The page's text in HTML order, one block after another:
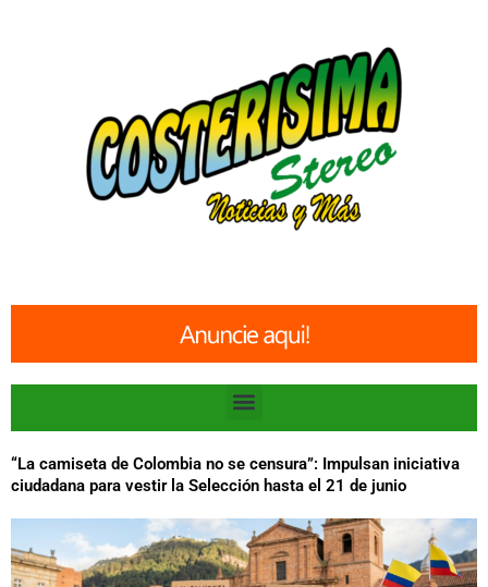
Menu
“La camiseta de Colombia no se censura”: Impulsan iniciativa
ciudadana para vestir la Selección hasta el 21 de junio